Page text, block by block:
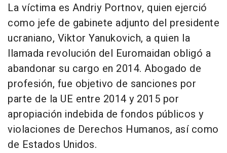
La víctima es Andriy Portnov, quien ejerció
como jefe de gabinete adjunto del presidente
ucraniano, Viktor Yanukovich, a quien la
llamada revolución del Euromaidan obligó a
abandonar su cargo en 2014. Abogado de
profesión, fue objetivo de sanciones por
parte de la UE entre 2014 y 2015 por
apropiación indebida de fondos públicos y
violaciones de Derechos Humanos, así como
de Estados Unidos.